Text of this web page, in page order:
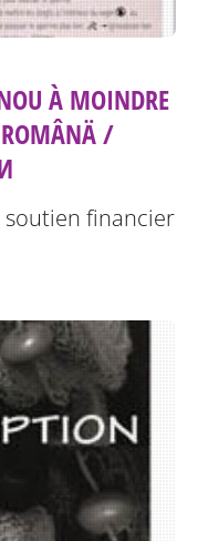
À MOINDRE
/
soutien financier